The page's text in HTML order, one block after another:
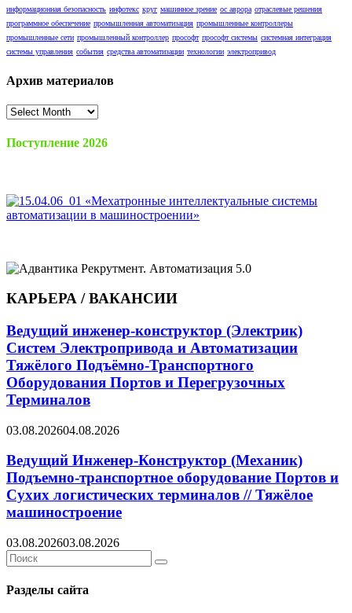
информационная безопасность инфотекс круг машинное зрение ос аврора отраслевые решения
программное обеспечение промышленная автоматизация промышленные контроллеры
промышленные сети промышленный контроллер прософт прософт системы системная интеграция
системы управления события средства автоматизации технологии электропривод
Архив материалов
Архив
Поступление 2026
КАРЬЕРА / ВАКАНСИИ
Ведущий инженер-конструктор (Электрик)
Систем Электропривода и Автоматизации
Тяжёлого Подъёмно-Транспортного
Оборудования Портов и Перегрузочных
Терминалов
03.08.202604.08.2026
Ведущий Инженер-Конструктор (Механик)
Подъемно-транспортное оборудование Портов и
Сухих логистических терминалов // Тяжёлое
машиностроение
03.08.202603.08.2026
Search
for:
Search
Разделы сайта